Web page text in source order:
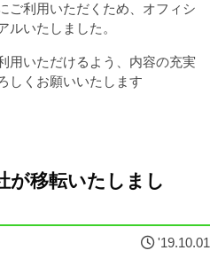
ご利用いただくため、オフィシ
ルいたしました。
用いただけるよう、内容の充実
しくお願いいたします
が移転いたしまし
'19.10.01